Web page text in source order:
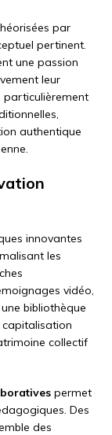
par
pertinent.
une passion
leur
particulièrement
authentique
innovantes
les
vidéo,
bibliothèque
capitalisation
collectif
permet
Des
des